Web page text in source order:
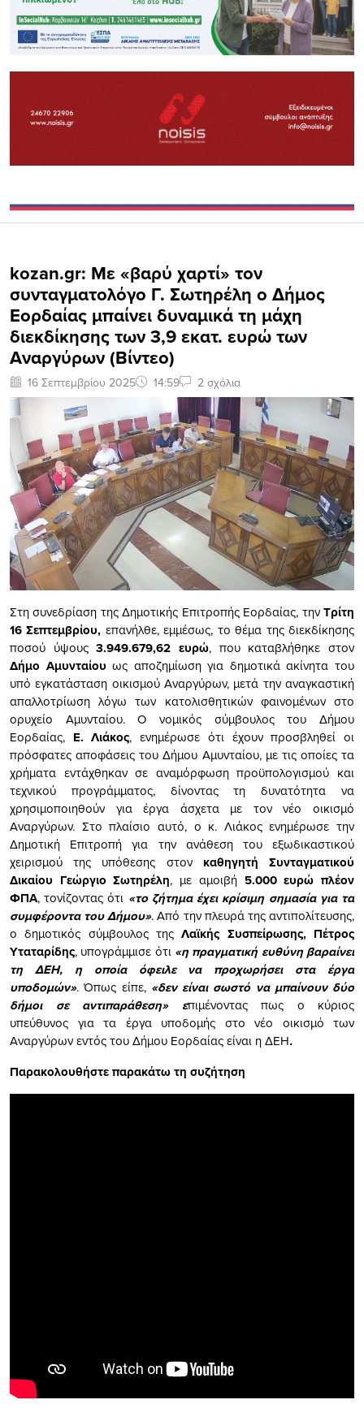
kozan.gr: Με «βαρύ χαρτί» τον
συνταγματολόγο Γ. Σωτηρέλη ο Δήμος
Εορδαίας μπαίνει δυναμικά τη μάχη
διεκδίκησης των 3,9 εκατ. ευρώ των
Αναργύρων (Bίντεο)
16 Σεπτεμβρίου 2025 14:59 2 σχόλια
Στη συνεδρίαση της Δημοτικής Επιτροπής Εορδαίας, τηνΤρίτη
16 Σεπτεμβρίου, επανήλθε, εμμέσως, το θέμα της διεκδίκησης
ποσού ύψους3.949.679,62 ευρώ, που καταβλήθηκε στον
Δήμο Αμυνταίουως αποζημίωση για δημοτικά ακίνητα του
υπό εγκατάσταση οικισμού Αναργύρων, μετά την αναγκαστική
απαλλοτρίωση λόγω των κατολισθητικών φαινομένων στο
ορυχείο Αμυνταίου. Ο νομικός σύμβουλος του Δήμου
Εορδαίας, Ε. Λιάκος, ενημέρωσε ότι έχουν προσβληθεί οι
πρόσφατες αποφάσεις του Δήμου Αμυνταίου, με τις οποίες τα
χρήματα εντάχθηκαν σε αναμόρφωση προϋπολογισμού και
τεχνικού προγράμματος, δίνοντας τη δυνατότητα να
χρησιμοποιηθούν για έργα άσχετα με τον νέο οικισμό
Αναργύρων. Στο πλαίσιο αυτό, ο κ. Λιάκος ενημέρωσε την
Δημοτική Επιτροπή για την ανάθεση του εξωδικαστικού
χειρισμού της υπόθεσης στον καθηγητή Συνταγματικού
Δικαίου Γεώργιο Σωτηρέλη, με αμοιβή 5.000 ευρώ πλέον
ΦΠΑ, τονίζοντας ότι «το ζήτημα έχει κρίσιμη σημασία για τα
συμφέροντα του Δήμου». Από την πλευρά της αντιπολίτευσης,
ο δημοτικός σύμβουλος τηςΛαϊκής Συσπείρωσης, Πέτρος
Υταταρίδης, υπογράμμισε ότι «η πραγματική ευθύνη βαραίνει
τη ΔΕΗ, η οποία όφειλε να προχωρήσει στα έργα
υποδομών». Όπως είπε, «δεν είναι σωστό να μπαίνουν δύο
δήμοι σε αντιπαράθεση» επιμένοντας πως ο κύριος
υπεύθυνος για τα έργα υποδομής στο νέο οικισμό των
Αναργύρων εντός του Δήμου Εορδαίας είναι η ΔΕΗ.
Παρακολουθήστε παρακάτω τη συζήτηση